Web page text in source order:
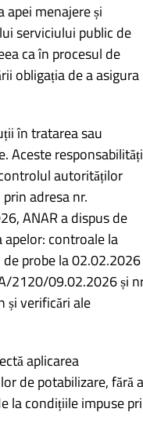
apei menajere și
serviciului public de
ca în procesul de
obligația de a asigura
în tratarea sau
Aceste responsabilități
autorităților
adresa nr.
ANAR a dispus de
controale la
probe la 02.02.2026
2120/09.02.2026 și
și verificări ale
aplicarea
de potabilizare, fără a
la condițiile impuse